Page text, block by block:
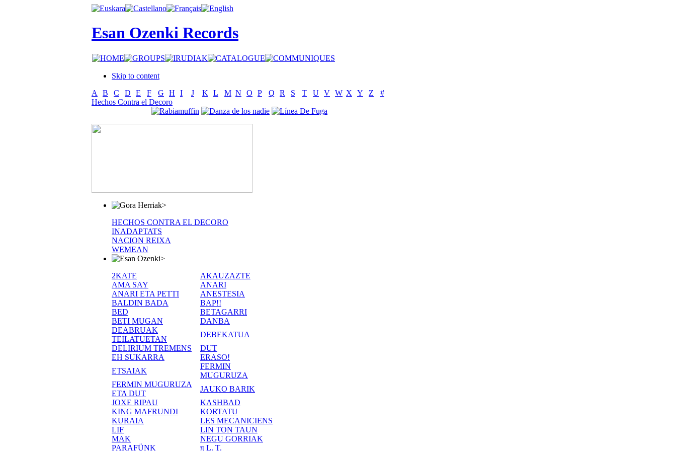
Esan Ozenki Records
Skip to content
A
B C D E F G H I J K L M N O P Q R S T U V W X Y Z
#
Hechos Contra el Decoro
>
HECHOS CONTRA EL DECORO
INADAPTATS
NACION REIXA
WEMEAN
>
2KATE
AKAUZAZTE
AMA SAY
ANARI
ANARI ETA PETTI
ANESTESIA
BALDIN BADA
BAP!!
BED
BETAGARRI
BETI MUGAN
DANBA
DEABRUAK
TEILATUETAN
DEBEKATUA
DELIRIUM TREMENS
DUT
EH SUKARRA
ERASO!
ETSAIAK
FERMIN
MUGURUZA
FERMIN MUGURUZA
ETA DUT
JAUKO BARIK
JOXE RIPAU
KASHBAD
KING MAFRUNDI
KORTATU
KURAIA
LES MECANICIENS
LIF
LIN TON TAUN
MAK
NEGU GORRIAK
PARAFÜNK
π L. T.